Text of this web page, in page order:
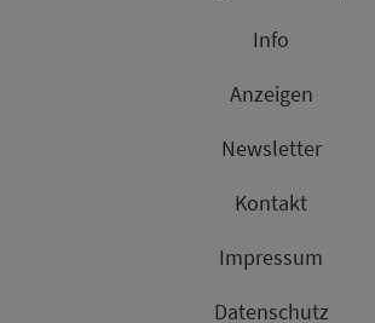
Info
Anzeigen
Newsletter
Kontakt
Impressum
Datenschutz